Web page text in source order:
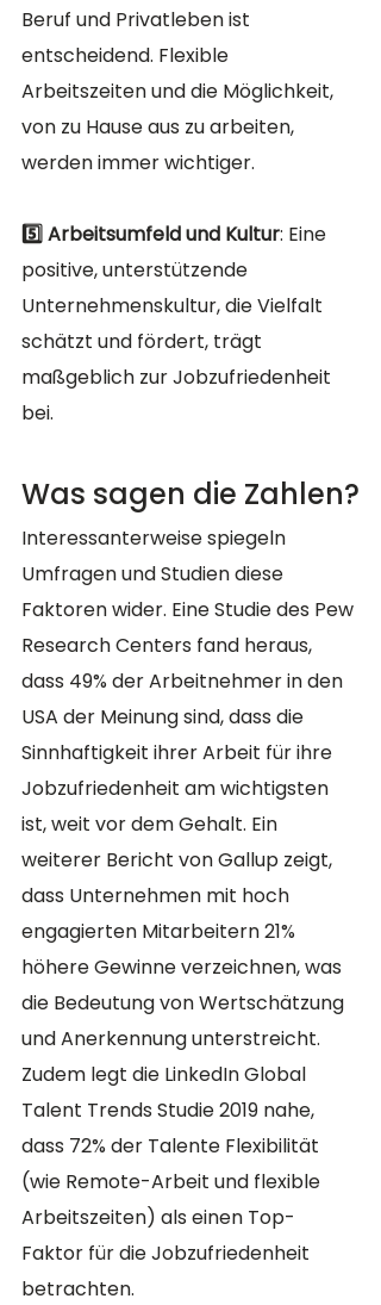
Beruf und Privatleben ist
entscheidend. Flexible
Arbeitszeiten und die Möglichkeit,
von zu Hause aus zu arbeiten,
werden immer wichtiger.
5️⃣ Arbeitsumfeld und Kultur: Eine
positive, unterstützende
Unternehmenskultur, die Vielfalt
schätzt und fördert, trägt
maßgeblich zur Jobzufriedenheit
bei.
Was sagen die Zahlen?
Interessanterweise spiegeln
Umfragen und Studien diese
Faktoren wider. Eine Studie des Pew
Research Centers fand heraus,
dass 49% der Arbeitnehmer in den
USA der Meinung sind, dass die
Sinnhaftigkeit ihrer Arbeit für ihre
Jobzufriedenheit am wichtigsten
ist, weit vor dem Gehalt. Ein
weiterer Bericht von Gallup zeigt,
dass Unternehmen mit hoch
engagierten Mitarbeitern 21%
höhere Gewinne verzeichnen, was
die Bedeutung von Wertschätzung
und Anerkennung unterstreicht.
Zudem legt die LinkedIn Global
Talent Trends Studie 2019 nahe,
dass 72% der Talente Flexibilität
(wie Remote-Arbeit und flexible
Arbeitszeiten) als einen Top-
Faktor für die Jobzufriedenheit
betrachten.